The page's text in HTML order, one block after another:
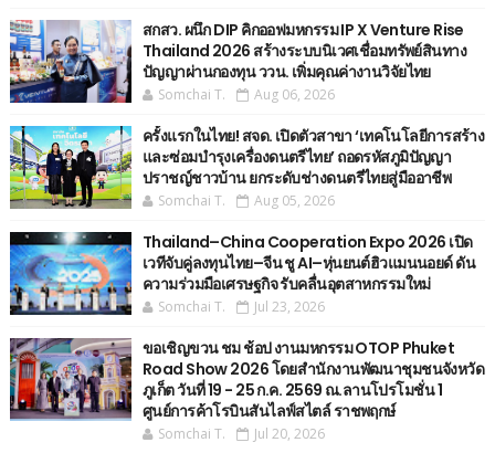
สกสว. ผนึก DIP คิกออฟมหกรรม IP X Venture Rise
Thailand 2026 สร้างระบบนิเวศเชื่อมทรัพย์สินทาง
ปัญญาผ่านกองทุน ววน. เพิ่มคุณค่างานวิจัยไทย
Somchai T. Aug 06, 2026
ครั้งแรกในไทย! สจด. เปิดตัวสาขา ‘เทคโนโลยีการสร้าง
และซ่อมบำรุงเครื่องดนตรีไทย’ ​ถอดรหัสภูมิปัญญา
ปราชญ์ชาวบ้าน ยกระดับช่างดนตรีไทยสู่มืออาชีพ
Somchai T. Aug 05, 2026
Thailand–China Cooperation Expo 2026 เปิด
เวทีจับคู่ลงทุนไทย–จีน ชู AI–หุ่นยนต์ฮิวแมนนอยด์ ดัน
ความร่วมมือเศรษฐกิจ รับคลื่นอุตสาหกรรมใหม่
Somchai T. Jul 23, 2026
ขอเชิญขวน ชม ช้อป งานมหกรรม OTOP Phuket
Road Show 2026 โดยสำนักงานพัฒนาชุมชนจังหวัด
ภูเก็ต วันที่ 19 - 25 ก.ค. 2569 ณ.ลานโปรโมชั่น 1
ศูนย์การค้าโรบินสันไลฟ์สไตล์ ราชพฤกษ์
Somchai T. Jul 20, 2026